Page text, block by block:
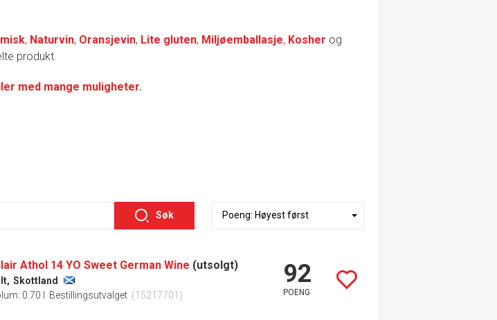
, Naturvin, Oransjevin, Lite gluten, Miljøemballasje, Kosher og
produkt.
med mange muligheter.
Søk
Athol 14 YO Sweet German Wine (utsolgt)
Skottland
0.70 l Bestillingsutvalget (15217701)
92
POENG